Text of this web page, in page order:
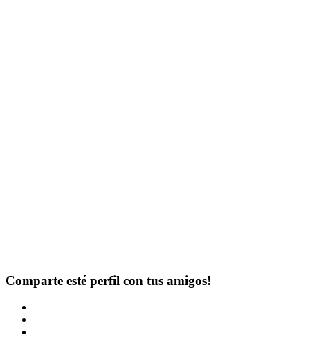
Comparte esté perfil con tus amigos!